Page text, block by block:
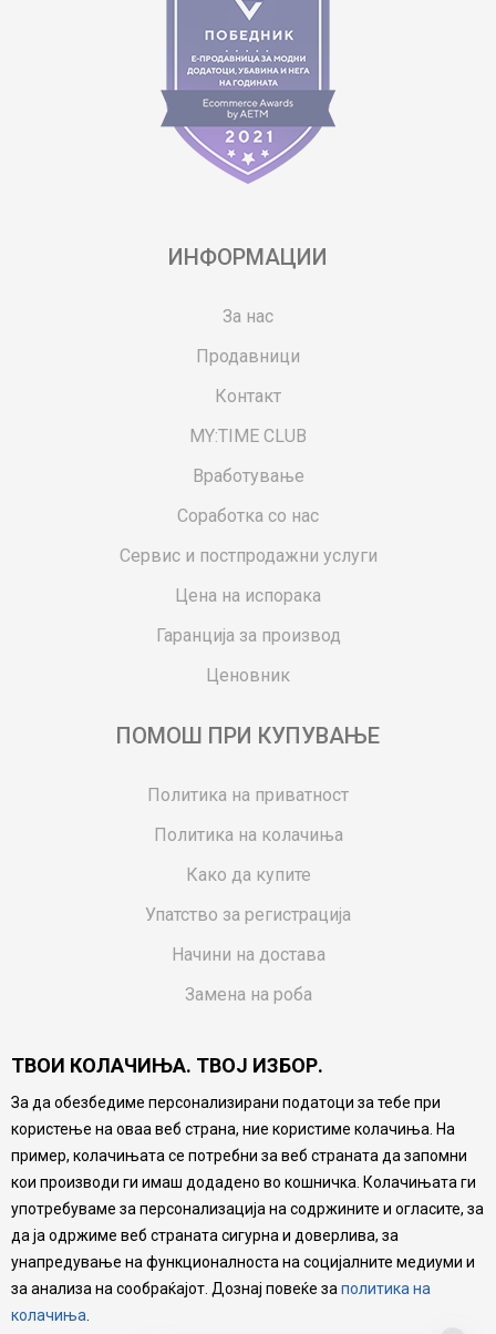
ИНФОРМАЦИИ
За нас
Продавници
Контакт
MY:TIME CLUB
Вработување
Соработка со нас
Сервис и постпродажни услуги
Цена на испорака
Гаранција за производ
Ценовник
ПОМОШ ПРИ КУПУВАЊЕ
Политика на приватност
Политика на колачиња
Како да купите
Упатство за регистрација
Начини на достава
Замена на роба
Ваучери
Product Finder
FAQs
Настојуваме да бидеме што попрецизни во описот на
производите, прикажување на слики и цени, но не
можеме да гарантираме дека сите информации се
комплетни и без грешка. Сите производи се дел од
нашата понуда, но не се подразбира дека мора да се
достапни во секој момент.
ТВОИ КОЛАЧИЊА. ТВОЈ ИЗБОР.
За да обезбедиме персонализирани податоци за тебе при
користење на оваа веб страна, ние користиме колачиња. На
пример, колачињата се потребни за веб страната да запомни
кои производи ги имаш додадено во кошничка. Колачињата ги
употребуваме за персонализација на содржините и огласите, за
да ја одржиме веб страната сигурна и доверлива, за
унапредување на функционалноста на социјалните медиуми и
за анализа на сообраќајот. Дознај повеќе за политика на
колачиња